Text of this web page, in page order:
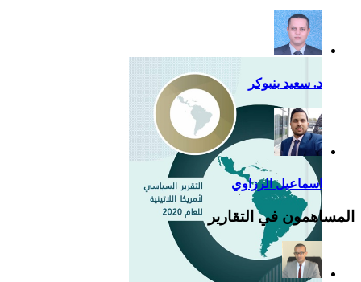
إضافية لدعم القوة الناعمة
للصين في أمريكا اللاتينية
د. سعيد بنبوكر
اسماعيل الرزاوي
المساهمون في التقارير